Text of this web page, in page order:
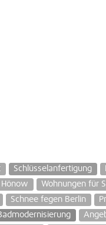
Schlüsselanfertigung
Wohnungen für
Schnee fegen Berlin